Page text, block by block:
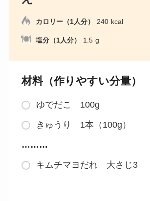
カロリー（1人分） 240 kcal
塩分（1人分） 1.5 g
材料（作りやすい分量）
ゆでだこ 100g
きゅうり 1本（100g）
………
キムチマヨだれ 大さじ3